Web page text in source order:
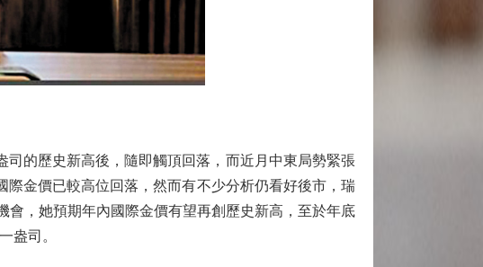
的歷史新高後，隨即觸頂回落，而近月中東局勢緊張
際金價已較高位回落，然而有不少分析仍看好後市，瑞
會，她預期年內國際金價有望再創歷史新高，至於年底
盎司。